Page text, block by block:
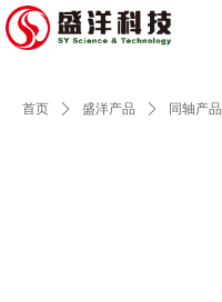
首页 ꄲ 盛洋产品 ꄲ 同轴产品